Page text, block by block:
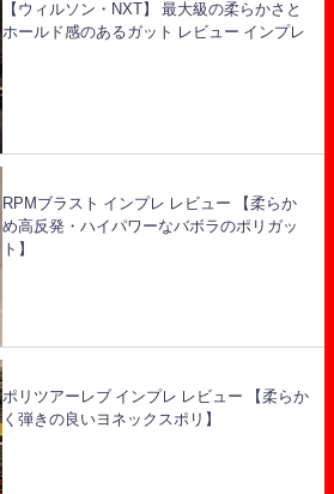
【ウィルソン・NXT】 最大級の柔らかさと
ホールド感のあるガット レビュー インプレ
RPMブラスト インプレ レビュー 【柔らか
め高反発・ハイパワーなバボラのポリガッ
ト】
ポリツアーレブ インプレ レビュー 【柔らか
く弾きの良いヨネックスポリ】